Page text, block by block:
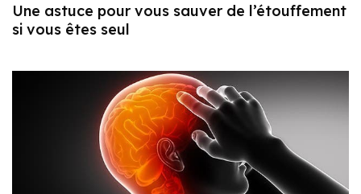
Une astuce pour vous sauver de l’étouffement
si vous êtes seul